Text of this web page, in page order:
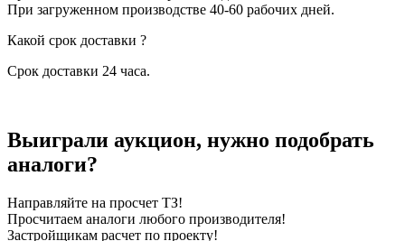
При загруженном производстве 40-60 рабочих дней.
Какой срок доставки ?
Срок доставки 24 часа.
Выиграли аукцион, нужно подобрать
аналоги?
Направляйте на просчет ТЗ!
Просчитаем аналоги любого производителя!
Застройщикам расчет по проекту!